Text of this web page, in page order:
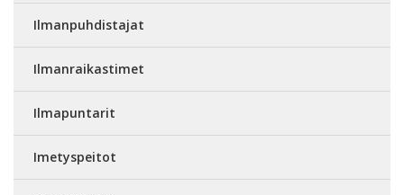
Ilmanpuhdistajat
Ilmanraikastimet
Ilmapuntarit
Imetyspeitot